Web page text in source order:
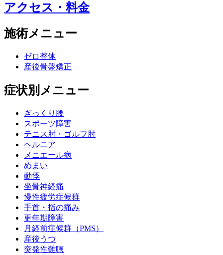
アクセス・料金
施術メニュー
ゼロ整体
産後骨盤矯正
症状別メニュー
ぎっくり腰
スポーツ障害
テニス肘・ゴルフ肘
ヘルニア
メニエール病
めまい
動悸
坐骨神経痛
慢性疲労症候群
手首・指の痛み
更年期障害
月経前症候群（PMS）
産後うつ
突発性難聴